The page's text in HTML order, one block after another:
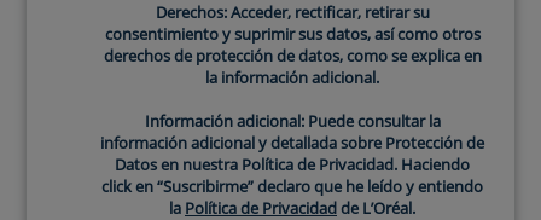
Derechos: Acceder, rectificar, retirar su
consentimiento y suprimir sus datos, así como otros
derechos de protección de datos, como se explica en
la información adicional.
Información adicional: Puede consultar la
información adicional y detallada sobre Protección de
Datos en nuestra Política de Privacidad. Haciendo
click en “Suscribirme” declaro que he leído y entiendo
la Política de Privacidadde L’Oréal.